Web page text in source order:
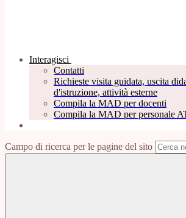
Interagisci
Contatti
Richieste visita guidata, uscita
d'istruzione, attività esterne
Compila la MAD per docenti
Compila la MAD per personale
Campo di ricerca per le pagine del sito